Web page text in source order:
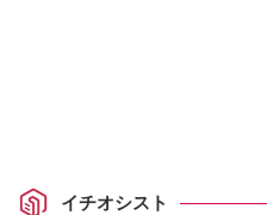
イチオシスト